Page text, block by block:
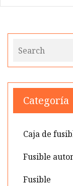
Categoría
Caja de
Fusible
Fusible